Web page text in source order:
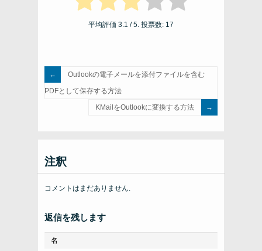
平均評価 3.1 / 5. 投票数: 17
Outlookの電子メールを添付ファイルを含む
PDFとして保存する方法
KMailをOutlookに変換する方法
注釈
コメントはまだありません.
返信を残します